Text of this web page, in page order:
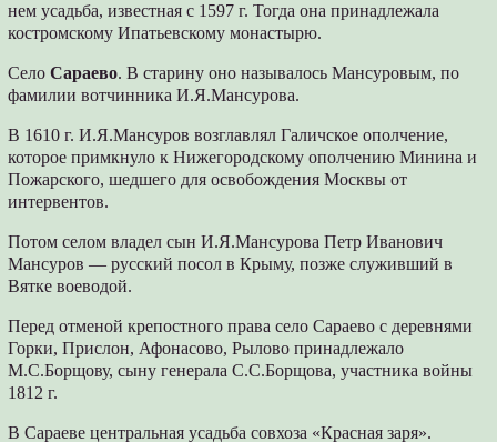
нем усадьба, известная с 1597 г. Тогда она принадлежала
костромскому Ипатьевскому монастырю.
СелоСараево. В старину оно называлось Мансуровым, по
фамилии вотчинника И.Я.Мансурова.
В 1610 г. И.Я.Мансуров возглавлял Галичское ополчение,
которое примкнуло к Нижегородскому ополчению Минина и
Пожарского, шедшего для освобождения Москвы от
интервентов.
Потом селом владел сын И.Я.Мансурова Петр Иванович
Мансуров — русский посол в Крыму, позже служивший в
Вятке воеводой.
Перед отменой крепостного права село Сараево с деревнями
Горки, Прислон, Афонасово, Рылово принадлежало
М.С.Борщову, сыну генерала С.С.Борщова, участника войны
1812 г.
В Сараеве центральная усадьба совхоза «Красная заря».